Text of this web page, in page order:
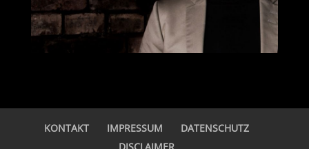
KONTAKT IMPRESSUM
DATENSCHUTZ